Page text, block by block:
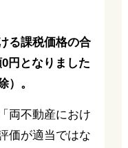
る課税価格の合
円となりました
）。
両不動産におけ
価が適当ではな